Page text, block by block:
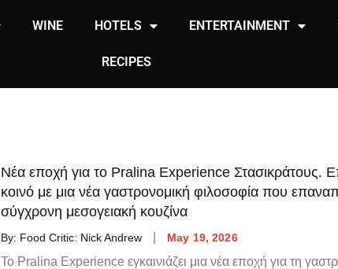
WINE HOTELS ENTERTAINMENT
RECIPES
Νέα εποχή για το Pralina Experience Στασικράτους.
κοινό με μια νέα γαστρονομική φιλοσοφία που
σύγχρονη μεσογειακή κουζίνα
By: Food Critic: Nick Andrew May 19, 2026
Το Pralina Experience εγκαινιάζει μια νέα εποχή για τη